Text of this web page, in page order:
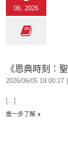
06, 2026
《恩典時刻：
2026/06/05 19:00:27
[...]
進一步了解